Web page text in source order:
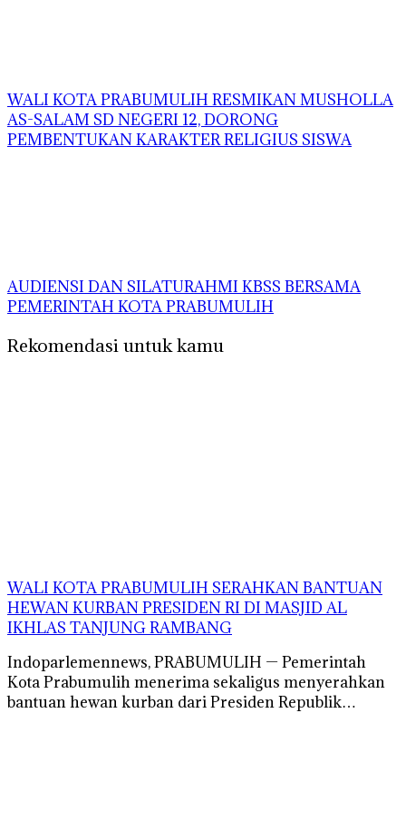
WALI KOTA PRABUMULIH RESMIKAN MUSHOLLA
AS-SALAM SD NEGERI 12, DORONG
PEMBENTUKAN KARAKTER RELIGIUS SISWA
AUDIENSI DAN SILATURAHMI KBSS BERSAMA
PEMERINTAH KOTA PRABUMULIH
Rekomendasi untuk kamu
WALI KOTA PRABUMULIH SERAHKAN BANTUAN
HEWAN KURBAN PRESIDEN RI DI MASJID AL
IKHLAS TANJUNG RAMBANG
Indoparlemennews, PRABUMULIH — Pemerintah
Kota Prabumulih menerima sekaligus menyerahkan
bantuan hewan kurban dari Presiden Republik…